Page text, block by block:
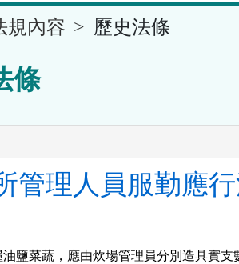
規內容 歷史法條
條
管理人員服勤應
鹽菜蔬，應由炊場管理員分別造具實支